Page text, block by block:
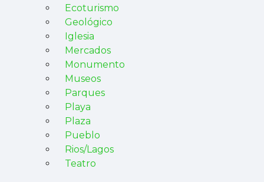
Ecoturismo
Geológico
Iglesia
Mercados
Monumento
Museos
Parques
Playa
Plaza
Pueblo
Rios/Lagos
Teatro